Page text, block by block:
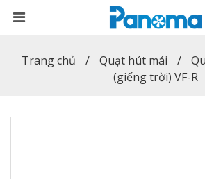
Trang chủ Quạt hút mái
(giếng trời) VF-R